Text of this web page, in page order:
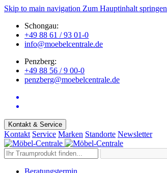
Skip to main navigation Zum Hauptinhalt springen
Schongau:
+49 88 61 / 93 01-0
info@moebelcentrale.de
Penzberg:
+49 88 56 / 9 00-0
penzberg@moebelcentrale.de
Kontakt & Service
Kontakt Service Marken Standorte Newsletter
Beratungstermin